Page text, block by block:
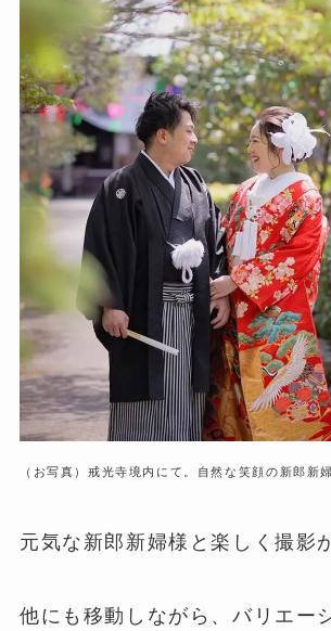
（お写真）戒光寺境内にて。自然な笑顔の新郎新
元気な新郎新婦様と楽しく撮影
他にも移動しながら、バリエー